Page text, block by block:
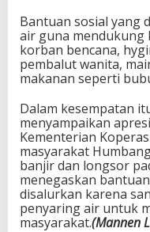
Bantuan sosial yang
air guna mendukung
korban bencana,
pembalut wanita,
makanan seperti
Dalam kesempatan
menyampaikan
Kementerian
masyarakat
banjir dan longsor
menegaskan
disalurkan karena
penyaring air untuk
masyarakat.(Mannen